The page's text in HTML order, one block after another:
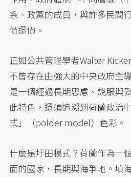
系、政黨的成員，與許多民間
價還價。
正如公共管理學者Walter
不曾存在由強大的中央政府主
是一個經過長期思慮、說服與
此特色，還須追溯到荷蘭政治
式」（polder model）色彩。
什麼是圩田模式？荷蘭作為一
面的國家，長期與海爭地。填